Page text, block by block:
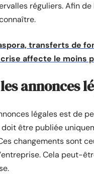
réguliers. Afin de
transferts de
affecte le moins
annonces
légales est de
doit être publiée
changements sont
Cela peut-